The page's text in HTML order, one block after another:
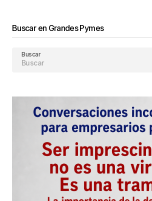
Buscar en Grandes Pymes
Buscar